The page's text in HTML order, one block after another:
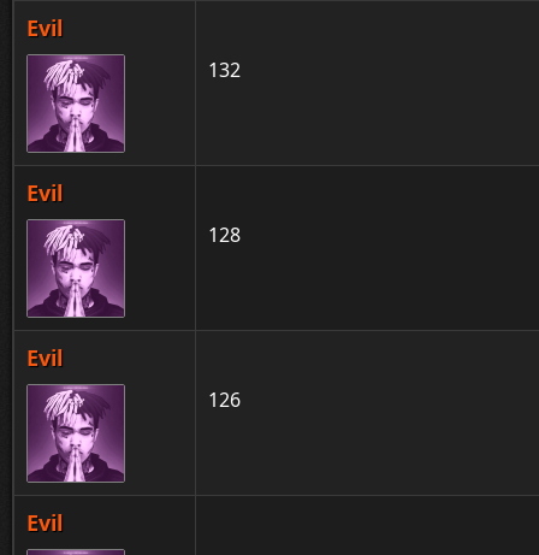
Evil
132
Evil
128
Evil
126
Evil